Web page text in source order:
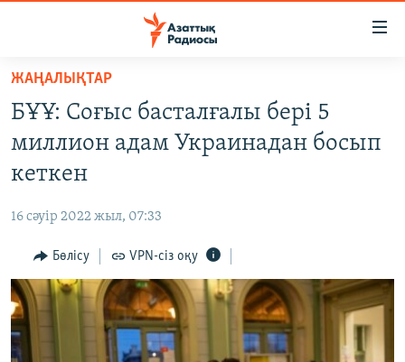
Skip
main
content
to
main
Navigation
to
Search
АДАМ ҚҰҚЫҚТАРЫ
ӘЛЕУМЕТ
ӘЛЕМ
АРНАЙЫ ЖОБАЛАР
ЖАҢАЛЫҚТАР
БҰҰ: Соғыс басталғалы бері 5
миллион адам Украинадан босып
кеткен
16 сәуір 2022 жыл, 07:33
Бөлісу VPN-сіз оқу